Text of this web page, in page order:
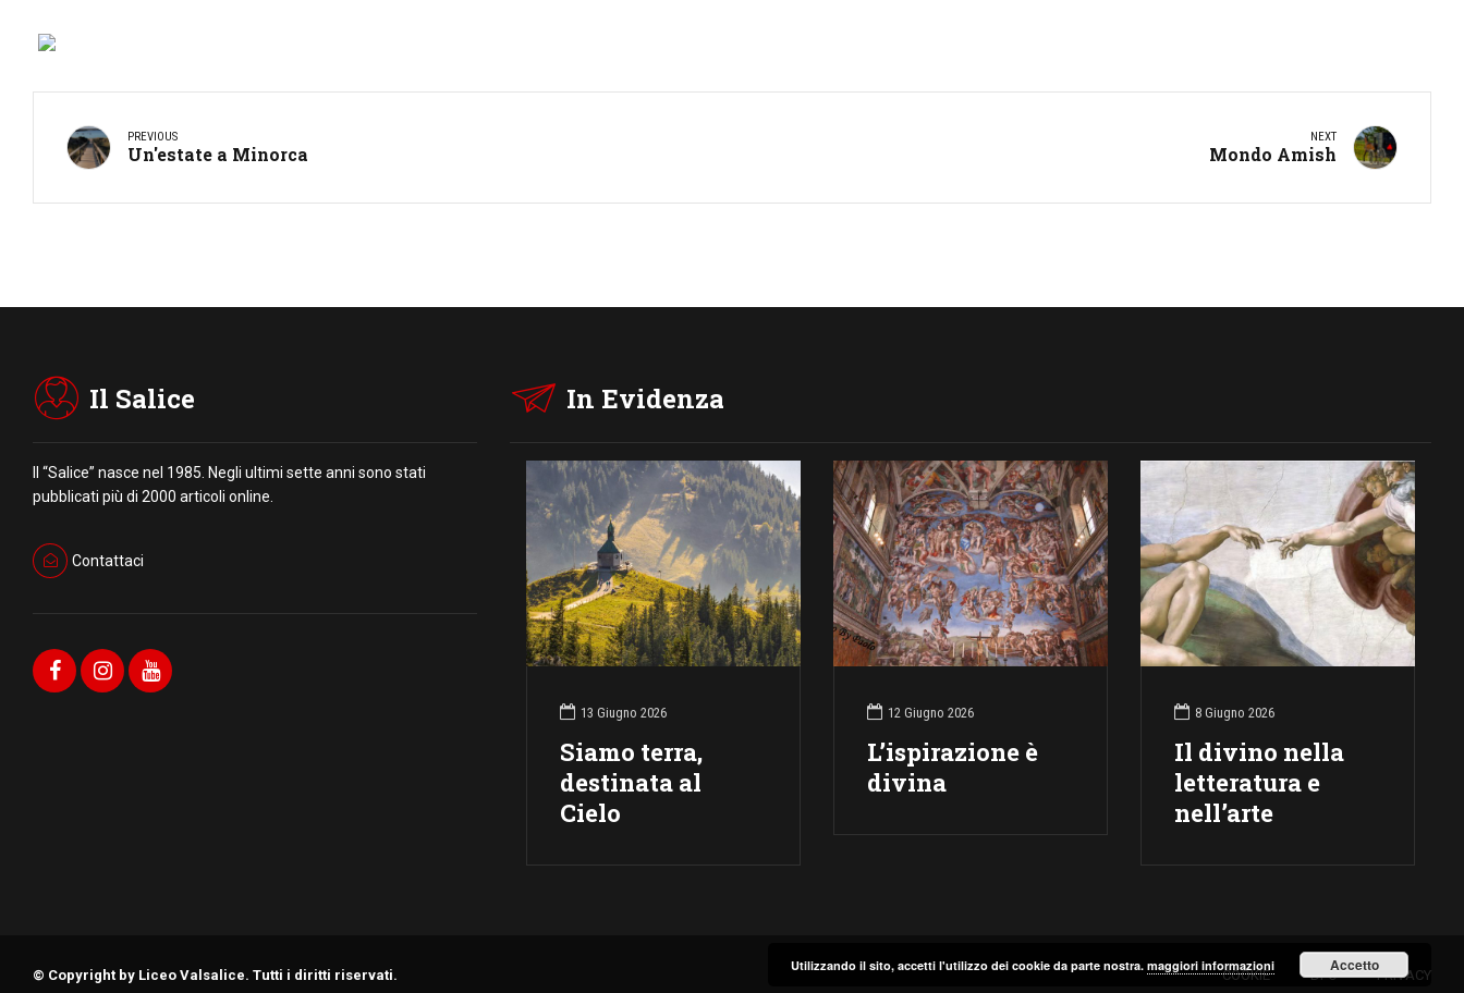
PREVIOUS
Un'estate a Minorca
NEXT
Mondo Amish
Il Salice
Il “Salice” nasce nel 1985. Negli ultimi sette anni sono stati
pubblicati più di 2000 articoli online.
Contattaci
In Evidenza
13 Giugno 2026
Siamo terra,
destinata al
Cielo
12 Giugno 2026
L’ispirazione è
divina
8 Giugno 2026
Il divino nella
letteratura e
nell’arte
© Copyright by Liceo Valsalice. Tutti i diritti riservati. COOKIE DPO PRIVACY
Utilizzando il sito, accetti l'utilizzo dei cookie da parte nostra. maggiori informazioni Accetto